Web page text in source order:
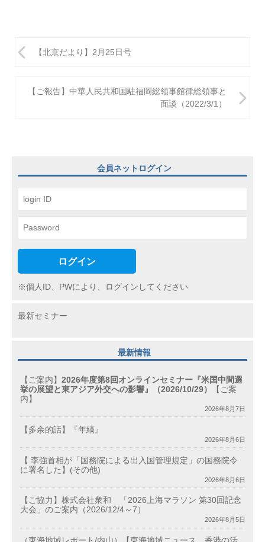
投
ン
【北京だより】2月25日号
【ご報告】中華人民共和国駐福岡総領事館律総領事と
面談（2022/3/1）
会員ネットログイン
ログイン
※個人ID、PWにより、ログインしてください
最新セミナー
最新情報
【ご案内】 2026年度第8回オンラインセミナー『米国中間選
挙の展望と東アジア外交への影響』（2026/10/29）
【ご案
内】
2026年8月7日
【多余的話】『年縞』
2026年8月6日
【 李強首相が「国務院による出入国管理規定」の国務院令
に署名した】(その他)
2026年8月6日
【ご協力】株式会社衆和 「2026上海マラソン 第30回記念
大会」のご案内（2026/12/4～7）
2026年8月5日